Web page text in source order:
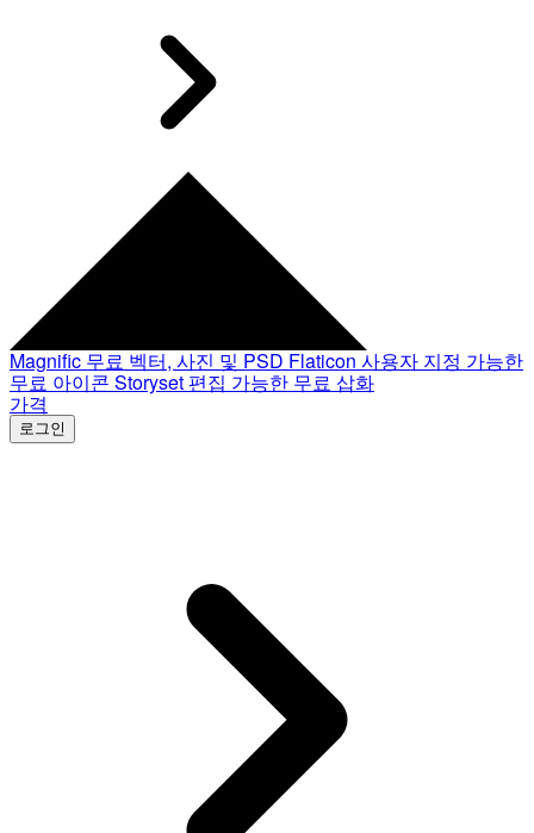
Magnific 무료 벡터, 사진 및 PSD Flaticon 사용자 지정 가능한
무료 아이콘 Storyset 편집 가능한 무료 삽화
가격
로그인